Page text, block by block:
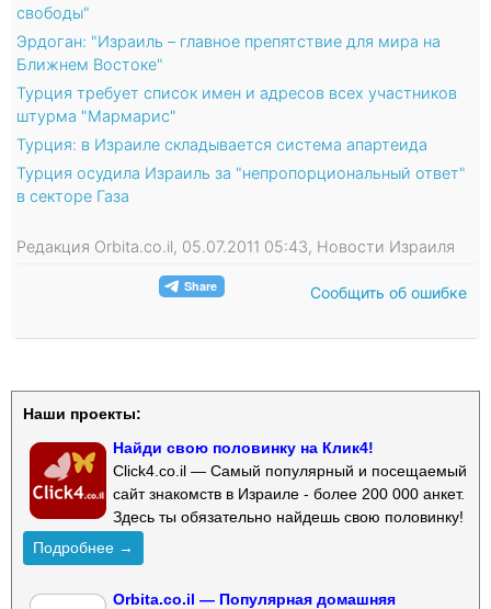
свободы"
Эрдоган: "Израиль – главное препятствие для мира на
Ближнем Востоке"
Турция требует список имен и адресов всех участников
штурма "Мармарис"
Турция: в Израиле складывается система апартеида
Турция осудила Израиль за "непропорциональный ответ"
в секторе Газа
Редакция Orbita.co.il, 05.07.2011 05:43, Новости Израиля
Сообщить об ошибке
Наши проекты:
Найди свою половинку на Клик4!
Click4.co.il — Самый популярный и посещаемый
сайт знакомств в Израиле - более 200 000 анкет.
Здесь ты обязательно найдешь свою половинку!
Подробнее →
Orbita.co.il — Популярная домашняя